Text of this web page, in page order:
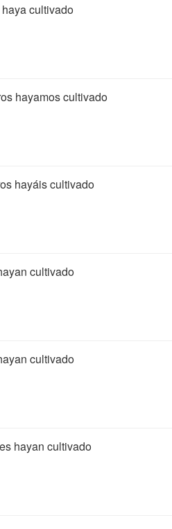
cultivado
hayamos cultivado
hayáis cultivado
cultivado
cultivado
hayan cultivado